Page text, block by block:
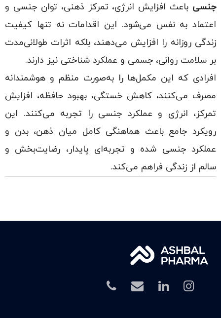
جنسی باعث افزایش انرژی، تمرکز ذهنی، توان جنسی و
اعتماد به نفس می‌شود. این اقدامات نه تنها کیفیت
زندگی روزانه را افزایش می‌دهند، بلکه اثرات طولانی‌مدت
بر سلامت روانی، جسمی و عملکرد شناختی نیز دارند.
افرادی که این مکمل‌ها را به‌صورت منظم و هوشمندانه
مصرف می‌کنند، کاهش خستگی، بهبود حافظه، افزایش
تمرکز، انرژی و عملکرد جنسی را تجربه می‌کنند. این
رویکرد جامع باعث هماهنگی کامل میان ذهن، بدن و
عملکرد جنسی شده و تجربه‌ای پایدار، رضایت‌بخش و
سالم از زندگی فراهم می‌کند.